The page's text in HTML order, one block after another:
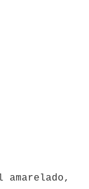
amarelado,